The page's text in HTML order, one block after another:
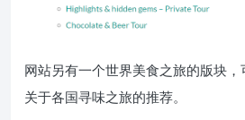
网站另有一个世界美食之旅的版块
关于各国寻味之旅的推荐。